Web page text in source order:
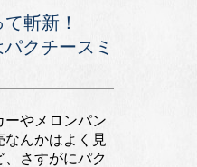
斬新！
パクチースミ
ーやメロンパン
なんかはよく見
、さすがにパク